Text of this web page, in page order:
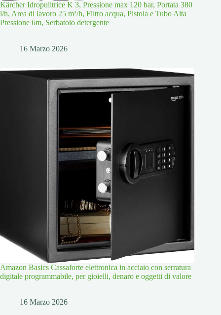
Kärcher Idropulitrice K 3, Pressione max 120 bar, Portata 380
l/h, Area di lavoro 25 m²/h, Filtro acqua, Pistola e Tubo Alta
Pressione 6m, Serbatoio detergente
16 Marzo 2026
Amazon Basics Cassaforte elettronica in acciaio con serratura
digitale programmabile, per gioielli, denaro e oggetti di valore
16 Marzo 2026